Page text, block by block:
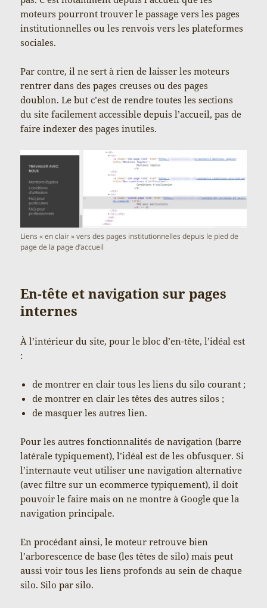
moteurs pourront trouver le passage vers les pages
institutionnelles ou les renvois vers les plateformes
sociales.
Par contre, il ne sert à rien de laisser les moteurs
rentrer dans des pages creuses ou des pages
doublon. Le but c’est de rendre toutes les sections
du site facilement accessible depuis l’accueil, pas de
faire indexer des pages inutiles.
Liens « en clair » vers des pages institutionnelles depuis le pied de
page de la page d’accueil
En-tête et navigation sur pages
internes
À l’intérieur du site, pour le bloc d’en-tête, l’idéal est
:
de montrer en clair tous les liens du silo courant ;
de montrer en clair les têtes des autres silos ;
de masquer les autres lien.
Pour les autres fonctionnalités de navigation (barre
latérale typiquement), l’idéal est de les obfusquer. Si
l’internaute veut utiliser une navigation alternative
(avec filtre sur un ecommerce typiquement), il doit
pouvoir le faire mais on ne montre à Google que la
navigation principale.
En procédant ainsi, le moteur retrouve bien
l’arborescence de base (les têtes de silo) mais peut
aussi voir tous les liens profonds au sein de chaque
silo. Silo par silo.